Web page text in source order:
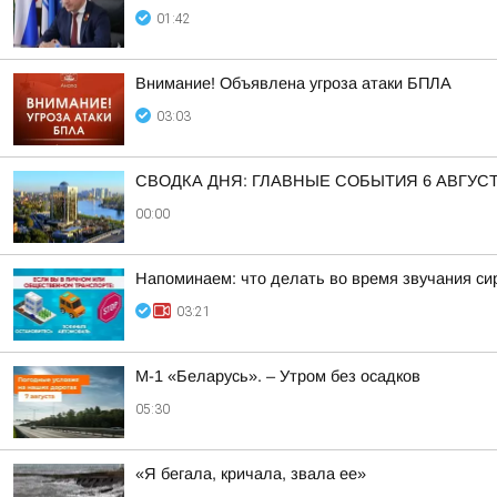
01:42
Внимание! Объявлена угроза атаки БПЛА
03:03
СВОДКА ДНЯ: ГЛАВНЫЕ СОБЫТИЯ 6
00:00
Напоминаем: что делать во время звучания
03:21
М-1 «Беларусь». – Утром без осадков
05:30
«Я бегала, кричала, звала ее»